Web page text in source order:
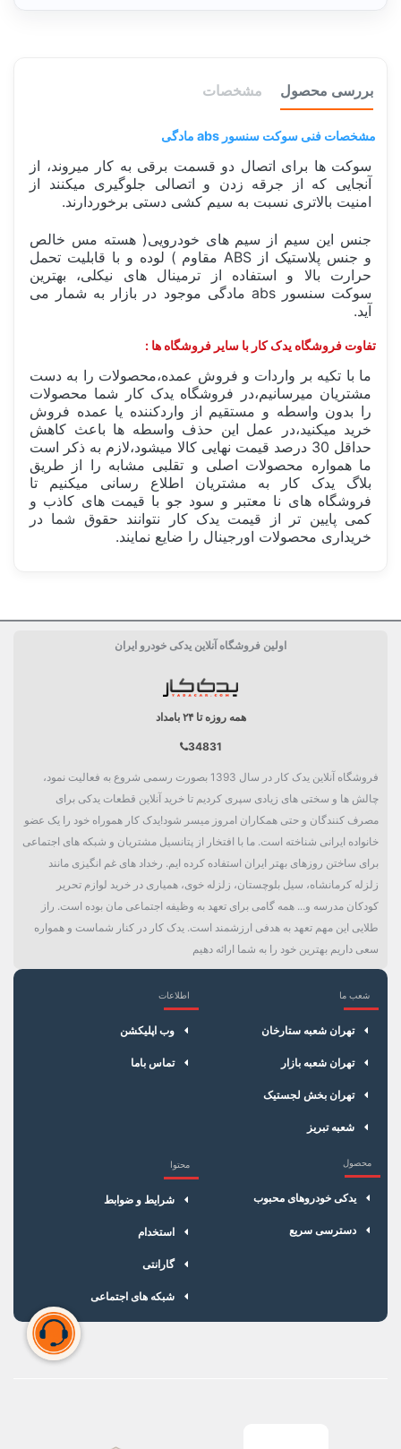
بررسی محصول مشخصات
مشخصات فنی سوکت سنسور abs مادگی
سوکت ها برای اتصال دو قسمت برقی به کار میروند، از
آنجایی که از جرقه زدن و اتصالی جلوگیری میکنند از
امنیت بالاتری نسبت به سیم کشی دستی برخوردارند.
جنس این سیم از سیم های خودرویی( هسته مس خالص
و جنس پلاستیک از ABS مقاوم ) لوده و با قابلیت تحمل
حرارت بالا و استفاده از ترمینال های نیکلی، بهترین
سوکت سنسور abs مادگی موجود در بازار به شمار می
آید.
تفاوت فروشگاه یدک کار با سایر فروشگاه ها :
ما با تکیه بر واردات و فروش عمده،محصولات را به دست
مشتریان میرسانیم،در فروشگاه یدک کار شما محصولات
را بدون واسطه و مستقیم از واردکننده یا عمده فروش
خرید میکنید،در عمل این حذف واسطه ها باعث کاهش
حداقل 30 درصد قیمت نهایی کالا میشود،لازم به ذکر است
ما همواره محصولات اصلی و تقلبی مشابه را از طریق
بلاگ یدک کار به مشتریان اطلاع رسانی میکنیم تا
فروشگاه های نا معتبر و سود جو با قیمت های کاذب و
کمی پایین تر از قیمت یدک کار نتوانند حقوق شما در
خریداری محصولات اورجینال را ضایع نمایند.
جعبه تکی
برق خودرو
اولین فروشگاه آنلاین یدکی خودرو ایران
همه روزه تا ۲۴ بامداد
34831
فروشگاه آنلاین یدک کار در سال 1393 بصورت رسمی شروع به فعالیت نمود،
چالش ها و سختی های زیادی سپری کردیم تا خرید آنلاین قطعات یدکی برای
مصرف کنندگان و حتی همکاران امروز میسر شود!یدک کار هموراه خود را یک عضو
خانواده ایرانی شناخته است. ما با افتخار از پتانسیل مشتریان و شبکه های اجتماعی
برای ساختن روزهای بهتر ایران استفاده کرده ایم. رخداد های غم انگیزی مانند
زلزله کرمانشاه، سیل بلوچستان، زلزله خوی، همیاری در خرید لوازم تحریر
کودکان مدرسه و... همه گامی برای تعهد به وظیفه اجتماعی مان بوده است. راز
طلایی این مهم تعهد به هدفی ارزشمند است. یدک کار در کنار شماست و همواره
سعی داریم بهترین خود را به شما ارائه دهیم
شعب ما
تهران شعبه ستارخان
تهران شعبه بازار
تهران بخش لجستیک
شعبه تبریز
اطلاعات
وب اپلیکشن
تماس باما
محصول
یدکی خودروهای محبوب
دسترسی سریع
محتوا
شرایط و ضوابط
استخدام
گارانتی
شبکه های اجتماعی
×